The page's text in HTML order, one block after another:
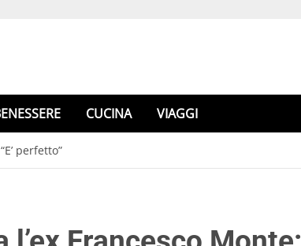
CUCINA VIAGGI
perfetto”